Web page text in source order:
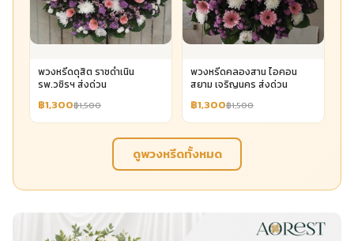
พวงหรีดดุสิต ราชดำเนิน
รพ.วชิรฯ ส่งด่วน
฿1,300฿1,500
พวงหรีดคลองสาน ไอคอน
สยาม เจริญนคร ส่งด่วน
฿1,300฿1,500
ดูพวงหรีดทั้งหมด